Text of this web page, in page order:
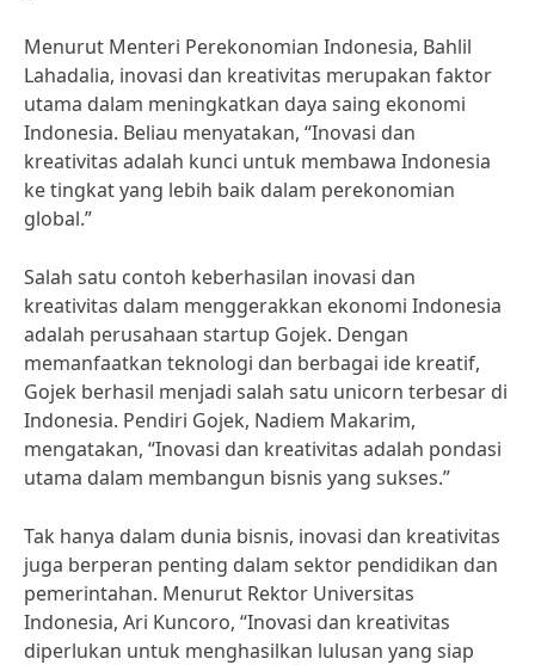
Menurut Menteri Perekonomian Indonesia, Bahlil
Lahadalia, inovasi dan kreativitas merupakan faktor
utama dalam meningkatkan daya saing ekonomi
Indonesia. Beliau menyatakan, “Inovasi dan
kreativitas adalah kunci untuk membawa Indonesia
ke tingkat yang lebih baik dalam perekonomian
global.”
Salah satu contoh keberhasilan inovasi dan
kreativitas dalam menggerakkan ekonomi Indonesia
adalah perusahaan startup Gojek. Dengan
memanfaatkan teknologi dan berbagai ide kreatif,
Gojek berhasil menjadi salah satu unicorn terbesar di
Indonesia. Pendiri Gojek, Nadiem Makarim,
mengatakan, “Inovasi dan kreativitas adalah pondasi
utama dalam membangun bisnis yang sukses.”
Tak hanya dalam dunia bisnis, inovasi dan kreativitas
juga berperan penting dalam sektor pendidikan dan
pemerintahan. Menurut Rektor Universitas
Indonesia, Ari Kuncoro, “Inovasi dan kreativitas
diperlukan untuk menghasilkan lulusan yang siap